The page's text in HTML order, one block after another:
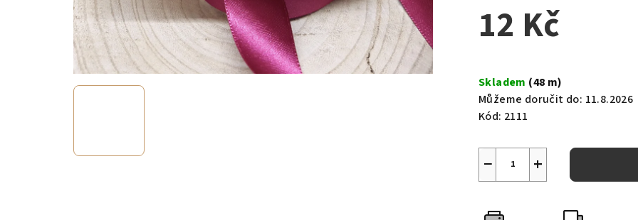
12 Kč
cena:
Skladem (48 m)
Můžeme doručit do: 11.8.2026
Kód: 2111
+
−